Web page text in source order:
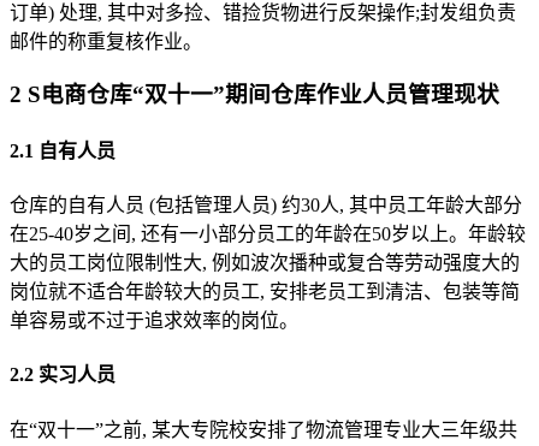
订单) 处理, 其中对多捡、错捡货物进行反架操作;封发组负责
邮件的称重复核作业。
2 S电商仓库“双十一”期间仓库作业人员管理现状
2.1 自有人员
仓库的自有人员 (包括管理人员) 约30人, 其中员工年龄大部分
在25-40岁之间, 还有一小部分员工的年龄在50岁以上。年龄较
大的员工岗位限制性大, 例如波次播种或复合等劳动强度大的
岗位就不适合年龄较大的员工, 安排老员工到清洁、包装等简
单容易或不过于追求效率的岗位。
2.2 实习人员
在“双十一”之前, 某大专院校安排了物流管理专业大三年级共